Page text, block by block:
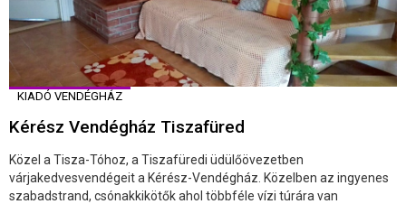
KIADÓ VENDÉGHÁZ
Kérész Vendégház Tiszafüred
Közel a Tisza-Tóhoz, a Tiszafüredi üdülőövezetben
várjakedvesvendégeit a Kérész-Vendégház. Közelben az ingyenes
szabadstrand, csónakkikötők ahol többféle vízi túrára van